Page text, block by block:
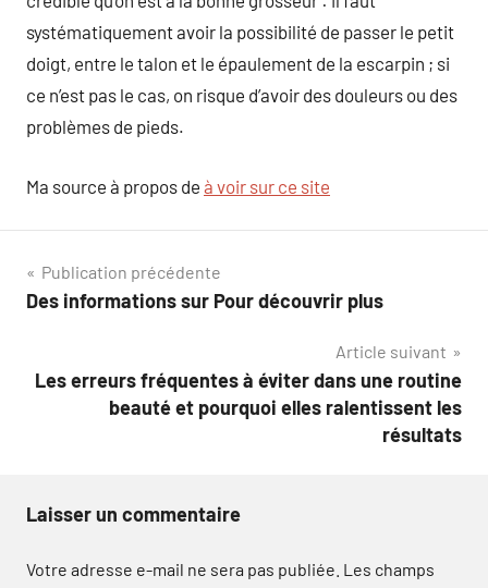
systématiquement avoir la possibilité de passer le petit
doigt, entre le talon et le épaulement de la escarpin ; si
ce n’est pas le cas, on risque d’avoir des douleurs ou des
problèmes de pieds.
Ma source à propos de à voir sur ce site
Navigation
de
Publication précédente
Des informations sur Pour découvrir plus
Article suivant
Les erreurs fréquentes à éviter dans une routine
beauté et pourquoi elles ralentissent les
résultats
Laisser un commentaire
Votre adresse e-mail ne sera pas publiée. Les champs